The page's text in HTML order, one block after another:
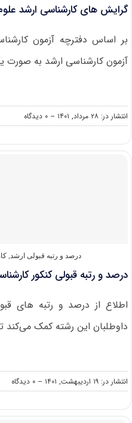
گرایش های کارشناسی ارشد
آزمون کارشناسی ارشد به
انتشار در: ۲۸ مرداد, ۱۴۰۱ -- ۰ دیدگاه
on
گرایش
درصد و رتبه قبولی ارشد,
درصد و رتبه قبولی کنکور
اطلاع از درصد و رتبه های
داوطلبان این رشته کمک می‌کند
انتشار در: ۱۹ اردیبهشت, ۱۴۰۱ -- ۰ دیدگاه
on
رتبه